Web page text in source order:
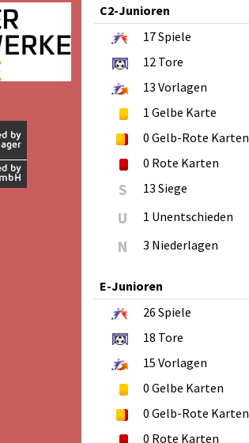
C2-Junioren
17Spiele
12 Tore
13 Vorlagen
1 Gelbe Karte
0 Gelb-Rote Karten
0 Rote Karten
S 13 Siege
U 1 Unentschieden
N 3 Niederlagen
E-Junioren
26 Spiele
18 Tore
15 Vorlagen
0 Gelbe Karten
0 Gelb-Rote Karten
0 Rote Karten